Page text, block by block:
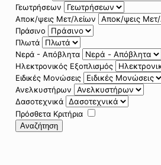
Γεωτρήσεων
Αποκ/ψεις Μετ/λείων
Πράσινο
Πλωτά
Νερά - Απόβλητα
Ηλεκτρονικός Εξοπλισμός
Ειδικές Μονώσεις
Ανελκυστήρων
Δασοτεχνικά
Πρόσθετα Κριτήρια
Αναζήτηση